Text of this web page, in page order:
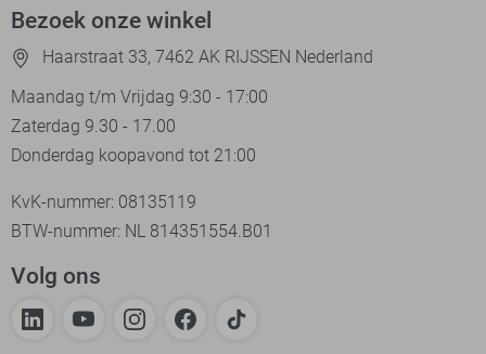
Bezoek onze winkel
Haarstraat 33, 7462 AK RIJSSEN Nederland
Maandag t/m Vrijdag 9:30 - 17:00
Zaterdag 9.30 - 17.00
Donderdag koopavond tot 21:00
KvK-nummer: 08135119
BTW-nummer: NL 814351554.B01
Volg ons